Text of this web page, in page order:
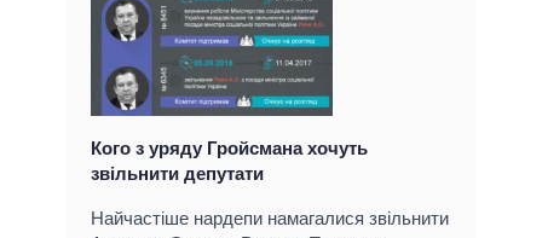
Кого з уряду Гройсмана хочуть
звільнити депутати
Найчастіше нардепи намагалися звільнити